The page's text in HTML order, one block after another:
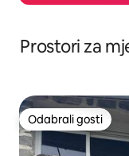
Prostori za
Odabrali gosti
Odabrali gosti